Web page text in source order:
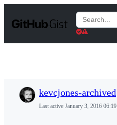
t
Search
Gists
kevcjones-archived
Last active January 3, 2016 06:19